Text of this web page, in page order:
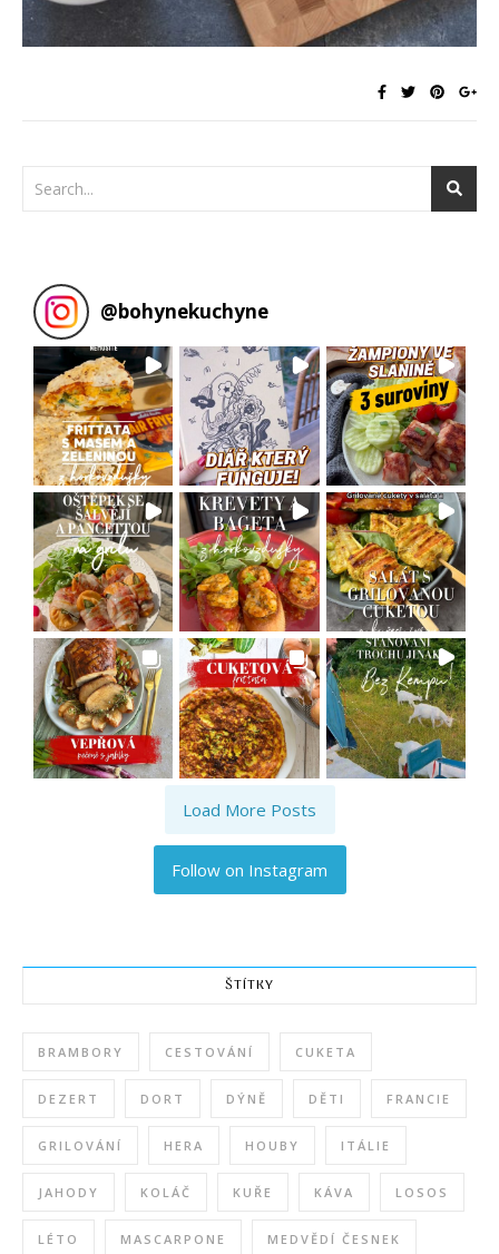
@bohynekuchyne
Load More Posts
Follow on Instagram
ŠTÍTKY
BRAMBORY CESTOVÁNÍ CUKETA
DEZERT DORT DÝNĚ DĚTI FRANCIE
GRILOVÁNÍ HERA HOUBY ITÁLIE
JAHODY KOLÁČ KUŘE KÁVA LOSOS
LÉTO MASCARPONE MEDVĚDÍ ČESNEK